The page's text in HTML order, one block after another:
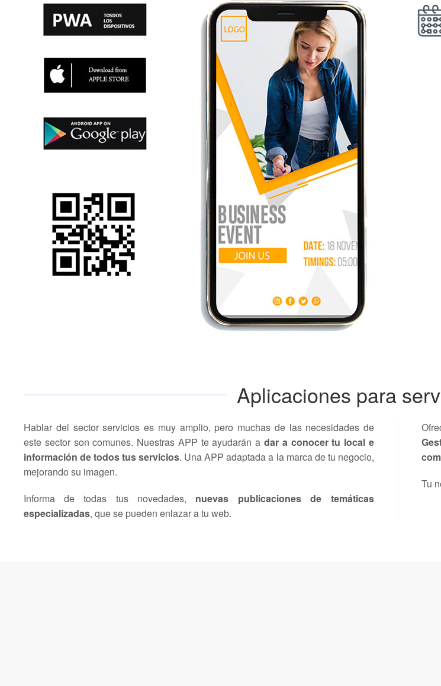
Aplicaciones para
Hablar del sector servicios es muy amplio, pero muchas de las necesidades de
este sector son comunes. Nuestras APP te ayudarán a dar a conocer tu local e
información de todos tus servicios. Una APP adaptada a la marca de tu negocio,
mejorando su imagen.
Informa de todas tus novedades, nuevas publicaciones de temáticas
especializadas, que se pueden enlazar a tu web.
Tu